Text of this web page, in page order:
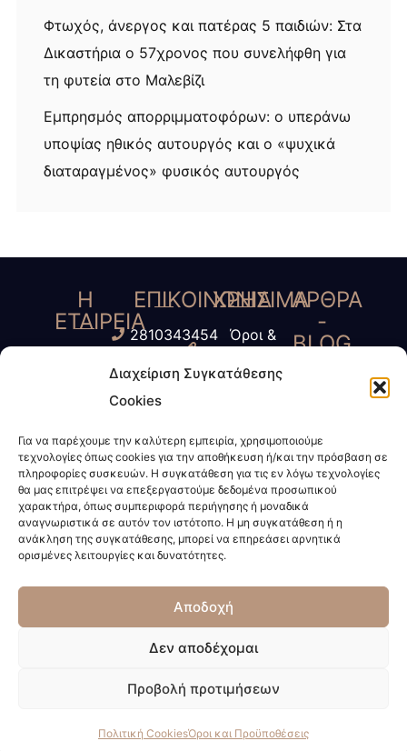
Διαχείριση Συγκατάθεσης
Cookies
Για να παρέχουμε την καλύτερη εμπειρία, χρησιμοποιούμε
τεχνολογίες όπως cookies για την αποθήκευση ή/και την πρόσβαση σε
πληροφορίες συσκευών. Η συγκατάθεση για τις εν λόγω τεχνολογίες
θα μας επιτρέψει να επεξεργαστούμε δεδομένα προσωπικού
χαρακτήρα, όπως συμπεριφορά περιήγησης ή μοναδικά
αναγνωριστικά σε αυτόν τον ιστότοπο. Η μη συγκατάθεση ή η
ανάκληση της συγκατάθεσης, μπορεί να επηρεάσει αρνητικά
ορισμένες λειτουργίες και δυνατότητες.
Αποδοχή
Δεν αποδέχομαι
Προβολή προτιμήσεων
Πολιτική CookiesΌροι και Προϋποθέσεις
Φτωχός, άνεργος και πατέρας 5 παιδιών: Στα
Δικαστήρια ο 57χρονος που συνελήφθη για
τη φυτεία στο Μαλεβίζι
Εμπρησμός απορριμματοφόρων: ο υπεράνω
υποψίας ηθικός αυτουργός και ο «ψυχικά
διαταραγμένος» φυσικός αυτουργός
Η
ΕΤΑΙΡΕΙΑ
Κοκοσάλης
Παπαδάκη
&
Συνεργάτες
Διακεκριμένη
Δικηγορική
είμαστε;
ΕΠΙΚΟΙΝΩΝΙΑ
2810343454
www.kokosalis.gr
ΧΡΗΣΙΜΑ
Όροι &
Πολιτική
Cookies
ΑΡΘΡΑ
-
BLOG
Νέα -
Επικαιρότητα
© 2023 • Με επιφύλαξη παντός δικαιώματος
Ανάπτυξη & Σχεδιασμός:ENTERCITY